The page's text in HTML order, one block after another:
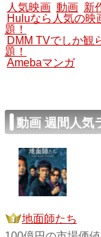
人気映画 動画 新
Huluなら人気の映
題！
DMM TVでしか観
題！
Amebaマンガ
動画 週間人気
地面師たち